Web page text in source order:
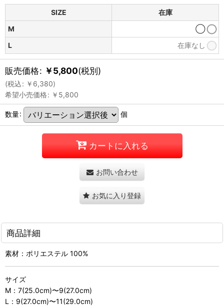
SIZE
在庫
M
◯
L
在庫なし
販売価格: ￥5,800(税別)
(税込: ￥ 6,380)
希望小売価格: ￥ 5,800
数量: 個
カートに入れる
お問い合わせ
お気に入り登録
商品詳細
素材：ポリエステル 100%
サイズ
M：7(25.0cm)〜9(27.0cm)
L：9(27.0cm)〜11(29.0cm)